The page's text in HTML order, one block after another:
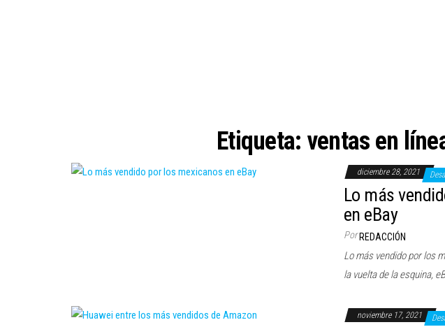
Etiqueta: ventas en
diciembre 28, 2021
Lo más
en eBay
Por REDACCIÓN
Lo más vendido por los
la vuelta de la esquina,
noviembre 17, 2021